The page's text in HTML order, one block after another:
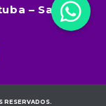
– Santo